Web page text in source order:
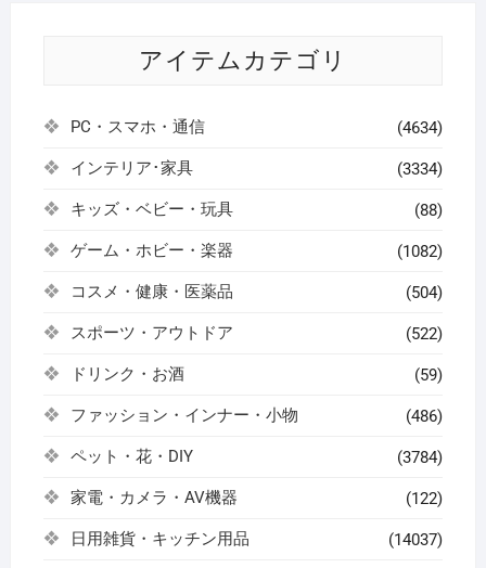
アイテムカテゴリ
PC・スマホ・通信 (4634)
インテリア･家具 (3334)
キッズ・ベビー・玩具 (88)
ゲーム・ホビー・楽器 (1082)
コスメ・健康・医薬品 (504)
スポーツ・アウトドア (522)
ドリンク・お酒 (59)
ファッション・インナー・小物 (486)
ペット・花・DIY (3784)
家電・カメラ・AV機器 (122)
日用雑貨・キッチン用品 (14037)